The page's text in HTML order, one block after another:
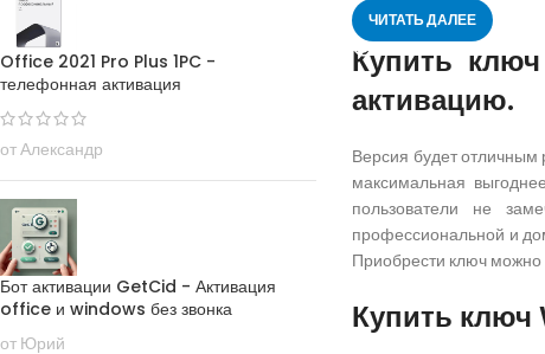
Office 2021 Pro Plus 1PC -
телефонная активация
от Александр
Бот активации GetCid - Активация
office и windows без звонка
от Юрий
ЧИТАТЬ ДАЛЕЕ
Купить
активацию.
Версия будет отличным
максимальная
пользователи не
профессиональной и
Приобрести ключ можно
Купить ключ